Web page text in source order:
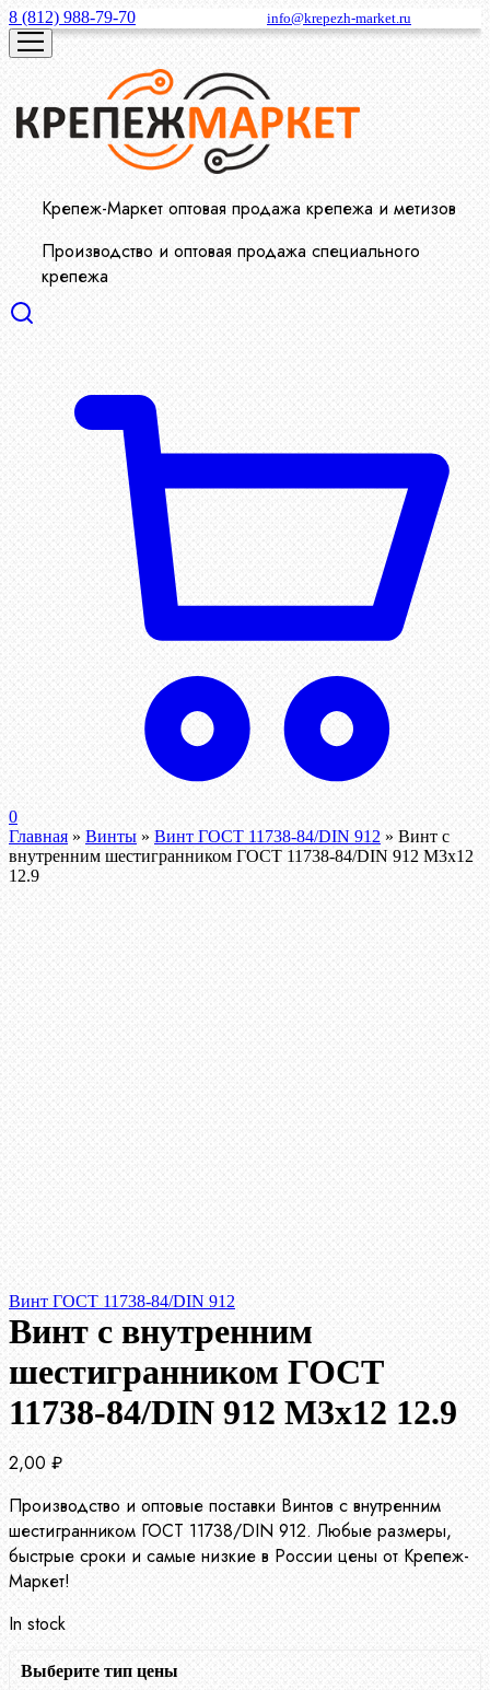
8 (812) 988-79-70 info@krepezh-market.ru
Крепеж-Маркет оптовая продажа крепежа и метизов
Производство и оптовая продажа специального
крепежа
0
Главная » Винты » Винт ГОСТ 11738-84/DIN 912 » Винт c
внутренним шестигранником ГОСТ 11738-84/DIN 912 М3х12
12.9
Винт ГОСТ 11738-84/DIN 912
Винт c внутренним
шестигранником ГОСТ
11738-84/DIN 912 М3х12 12.9
2,00 ₽
Производство и оптовые поставки Винтов с внутренним
шестигранником ГОСТ 11738/DIN 912. Любые размеры,
быстрые сроки и самые низкие в России цены от Крепеж-
Маркет!
In stock
Выберите тип цены